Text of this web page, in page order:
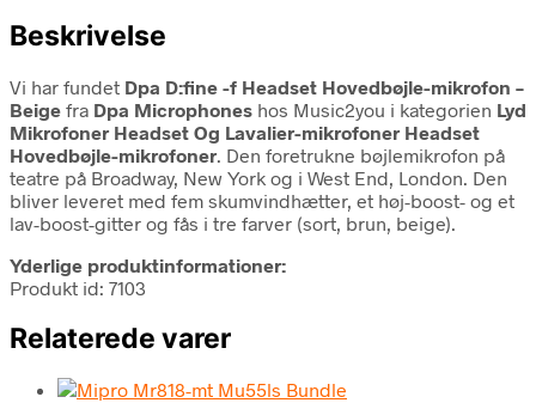
Beskrivelse
Vi har fundet Dpa D:fine -f Headset Hovedbøjle-mikrofon –
Beige fra Dpa Microphones hos Music2you i kategorien Lyd
Mikrofoner Headset Og Lavalier-mikrofoner Headset
Hovedbøjle-mikrofoner. Den foretrukne bøjlemikrofon på
teatre på Broadway, New York og i West End, London. Den
bliver leveret med fem skumvindhætter, et høj-boost- og et
lav-boost-gitter og fås i tre farver (sort, brun, beige).
Yderlige produktinformationer:
Produkt id: 7103
Relaterede varer